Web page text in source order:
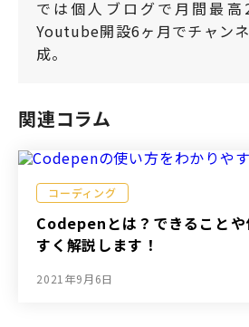
では個人ブログで月間最高
Youtube開設6ヶ月でチャン
成。
関連コラム
コーディング
Codepenとは？できることや
すく解説します！
2021年9月6日